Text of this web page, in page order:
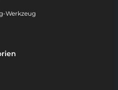
Werkzeug